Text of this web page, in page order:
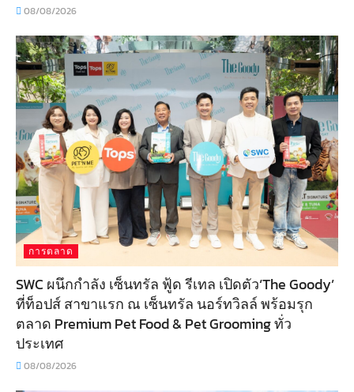
08/08/2026
การตลาด
SWC ผนึกกำลัง เซ็นทรัล ฟู้ด รีเทล เปิดตัว‘The Goody’
ที่ท็อปส์ สาขาแรก ณ เซ็นทรัล นอร์ทวิลล์ พร้อมรุก
ตลาด Premium Pet Food & Pet Grooming ทั่ว
ประเทศ
08/08/2026